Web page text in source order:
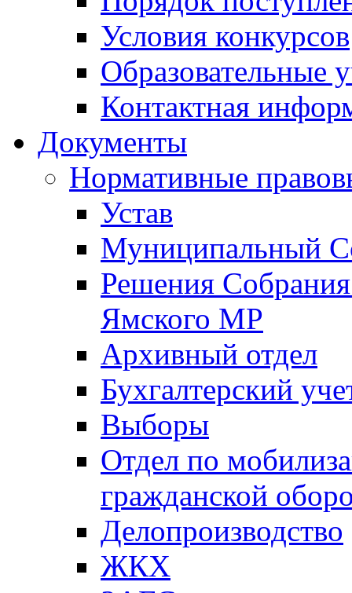
Условия конкурсов
Образовательные
Контактная
Документы
Нормативные
Устав
Муниципальный
Решения
Ямского МР
Архивный отдел
Бухгалтерский
Выборы
Отдел по
гражданской
Делопроизводство
ЖКХ